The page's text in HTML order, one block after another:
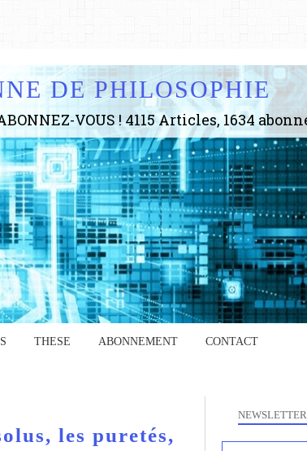
DE PHILOSOPHIE
THESE ABONNEMENT CONTACT
les puretés,
NEWSLETTER